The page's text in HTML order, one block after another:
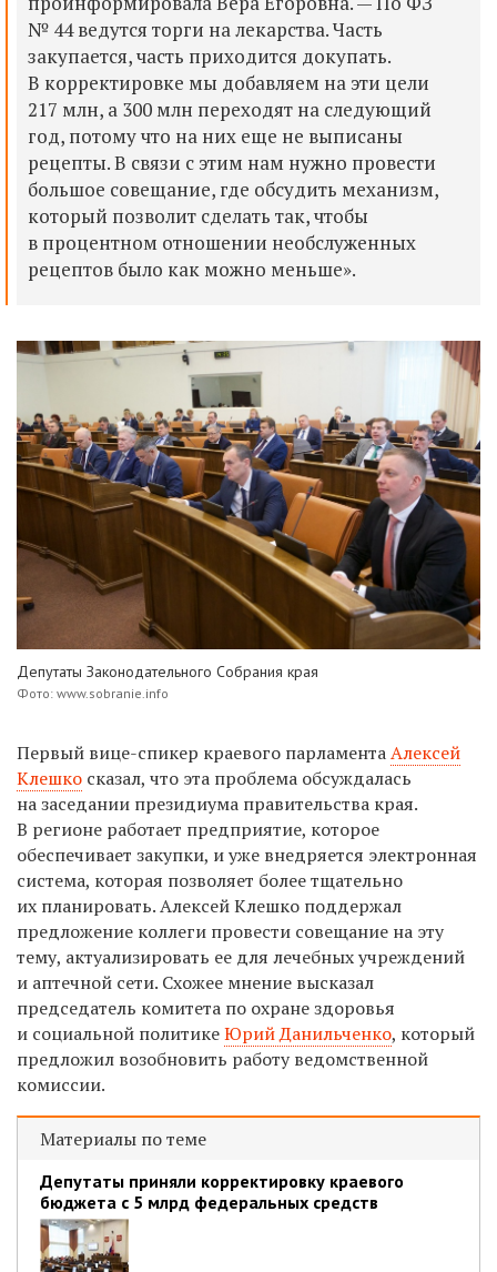
№ 44 ведутся торги на лекарства. Часть
закупается, часть приходится докупать.
В корректировке мы добавляем на эти цели
217 млн, а 300 млн переходят на следующий
год, потому что на них еще не выписаны
рецепты. В связи с этим нам нужно провести
большое совещание, где обсудить механизм,
который позволит сделать так, чтобы
в процентном отношении необслуженных
рецептов было как можно меньше».
Депутаты Законодательного Собрания края
Фото: www.sobranie.info
Первый вице-спикер краевого парламентаАлексей
Клешко сказал, что эта проблема обсуждалась
на заседании президиума правительства края.
В регионе работает предприятие, которое
обеспечивает закупки, и уже внедряется электронная
система, которая позволяет более тщательно
их планировать. Алексей Клешко поддержал
предложение коллеги провести совещание на эту
тему, актуализировать ее для лечебных учреждений
и аптечной сети. Схожее мнение высказал
председатель комитета по охране здоровья
и социальной политикеЮрий Данильченко, который
предложил возобновить работу ведомственной
комиссии.
Материалы по теме
Депутаты приняли корректировку краевого
бюджета с 5 млрд федеральных средств